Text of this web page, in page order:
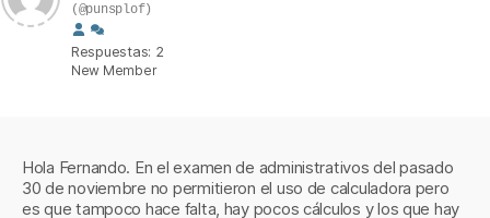
(@punsplof)
Respuestas: 2
New Member
Hola Fernando. En el examen de administrativos del pasado
30 de noviembre no permitieron el uso de calculadora pero
es que tampoco hace falta, hay pocos cálculos y los que hay